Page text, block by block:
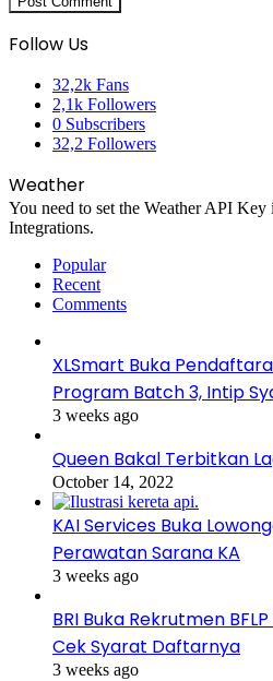
Follow Us
32,2k Fans
2,1k Followers
0 Subscribers
32,2 Followers
Weather
You need to set the Weather API Key
Integrations.
Popular
Recent
Comments
XLSmart Buka
Program Batch 3, Intip
3 weeks ago
Queen Bakal Terbitkan
October 14, 2022
KAI Services Buka
Perawatan Sarana KA
3 weeks ago
BRI Buka Rekrutmen
Cek Syarat Daftarnya
3 weeks ago